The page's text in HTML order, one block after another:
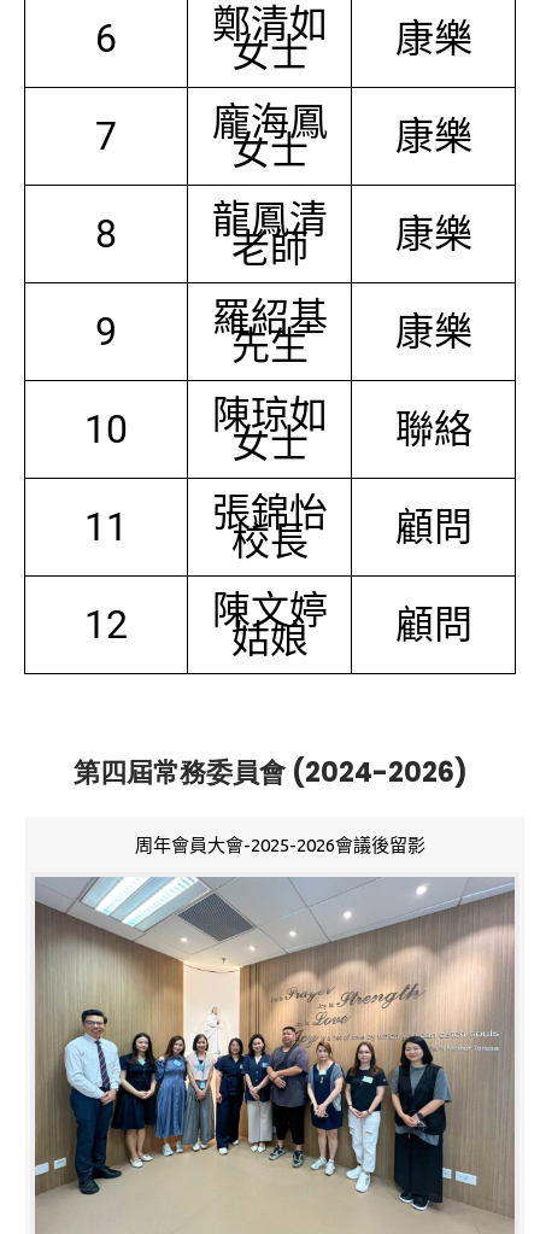
6 鄭清如
女士 康樂
7 龐海鳳
女士 康樂
8 龍鳳清
老師 康樂
9 羅紹基
先生 康樂
10 陳琼如
女士 聯絡
11 張錦怡
校長 顧問
12 陳文婷
姑娘 顧問
第四屆常務委員會 (2024-2026)
周年會員大會-2025-2026會議後留影